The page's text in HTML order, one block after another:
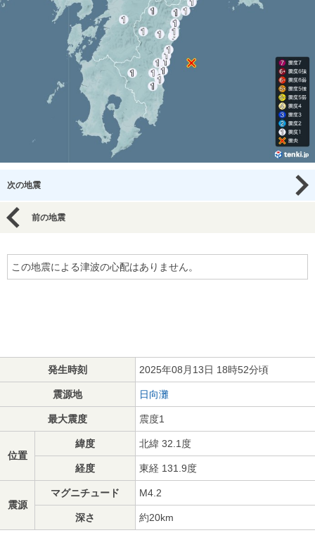
次の地震
前の地震
この地震による津波の心配はありません。
発生時刻 2025年08月13日 18時52分頃
震源地 日向灘
最大震度 震度1
位置
緯度 北緯 32.1度
経度 東経 131.9度
震源
マグニチュード M4.2
深さ 約20km